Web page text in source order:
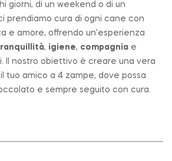
giorni, di un weekend o di un
prendiamo cura di ogni cane con
e amore, offrendo un’esperienza
, igiene, compagnia e
Il nostro obiettivo è creare una vera
tuo amico a 4 zampe, dove possa
e sempre seguito con cura.